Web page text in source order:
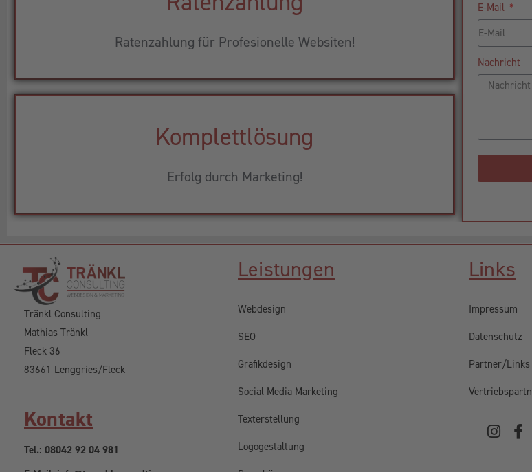
Ratenzahlung für Profesionelle Websiten!
Komplettlösung
Erfolg durch Marketing!
E-Mail
Nachricht
Tränkl Consulting
Mathias Tränkl
Fleck 36
83661 Lenggries/Fleck
Kontakt
Tel.: 08042 92 04 981
Leistungen
Webdesign
SEO
Grafikdesign
Social Media Marketing
Texterstellung
Logogestaltung
Links
Impressum
Datenschutz
Partner/Links